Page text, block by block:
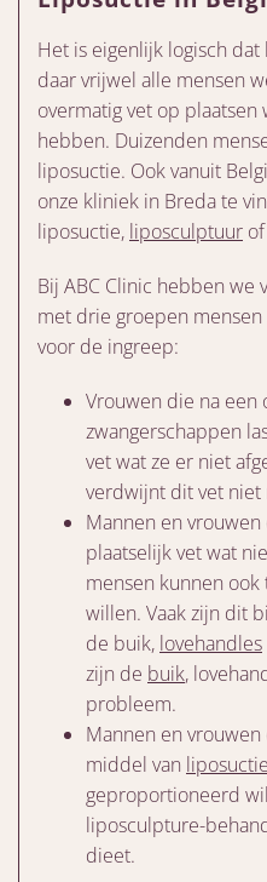
Het is eigenlijk logisch
daar vrijwel alle mensen
overmatig vet op plaatsen
hebben. Duizenden
liposuctie. Ook vanuit
onze kliniek in Breda te
liposuctie, liposculptuur
Bij ABC Clinic hebben we
met drie groepen
voor de ingreep:
Vrouwen die na een
zwangerschappen
vet wat ze er niet
verdwijnt dit vet niet
Mannen en
plaatselijk vet wat
mensen kunnen
willen. Vaak zijn dit
de buik, lovehandles
zijn de buik,
probleem.
Mannen en
middel van liposuctie
geproportioneerd
liposculpture-
dieet.